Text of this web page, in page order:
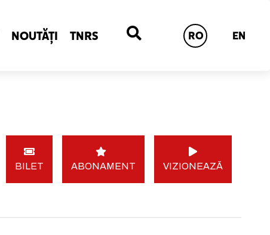
NOUTĂȚI TNRS RO EN
BILET ABONAMENT VIZIONEAZĂ